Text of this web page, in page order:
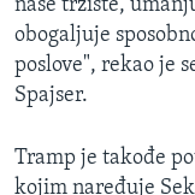
naše tržište,
obogaljuje
poslove", rekao je
Spajser.
Tramp je takođe
kojim naređuje